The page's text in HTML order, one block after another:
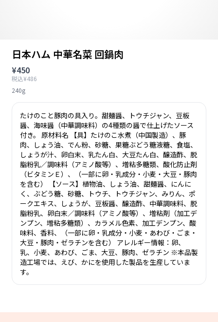
日本ハム 中華名菜 回鍋肉
¥450
税込¥486
240g
たけのこと豚肉の具入り。甜麺醤、トウチジャン、豆板
醤、海味醤（中華調味料）の4種類の醤で仕上げたソース
付き。 原材料名 【具】たけのこ水煮（中国製造）、豚
肉、しょう油、でん粉、砂糖、果糖ぶどう糖液糖、食塩、
しょうが汁、卵白末、乳たん白、大豆たん白、醸造酢、脱
脂粉乳／調味料（アミノ酸等）、増粘多糖類、酸化防止剤
（ビタミンＥ）、（一部に卵・乳成分・小麦・大豆・豚肉
を含む） 【ソース】植物油、しょう油、甜麺醤、にんに
く、ぶどう糖、砂糖、トウチ、トウチジャン、みりん、ポ
ークエキス、しょうが、豆板醤、醸造酢、中華調味料、脱
脂粉乳、卵白末／調味料（アミノ酸等）、増粘剤（加工デ
ンプン、増粘多糖類）、カラメル色素、加工デンプン、酸
味料、香料、（一部に卵・乳成分・小麦・あわび・ごま・
大豆・豚肉・ゼラチンを含む） アレルギー情報：卵、
乳、小麦、あわび、ごま、大豆、豚肉、ゼラチン ※本品製
造工場では、えび、かにを使用した製品を生産していま
す。